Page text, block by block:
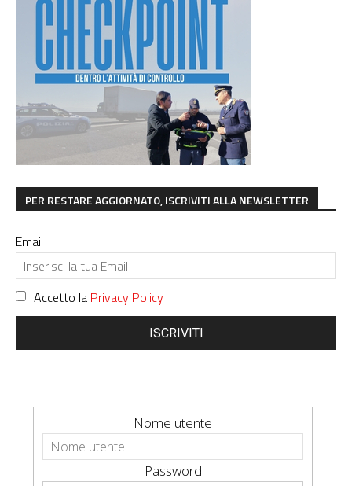
PER RESTARE AGGIORNATO, ISCRIVITI ALLA NEWSLETTER
Email
Accetto la Privacy Policy
ISCRIVITI
Nome utente
Password